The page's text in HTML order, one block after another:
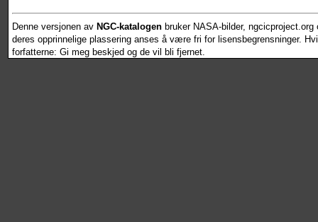
Denne versjonen av NGC-katalogen bruker NASA-bilder,
deres opprinnelige plassering anses å være fri for lisensbegrensninger.
forfatterne: Gi meg beskjed og de vil bli fjernet.